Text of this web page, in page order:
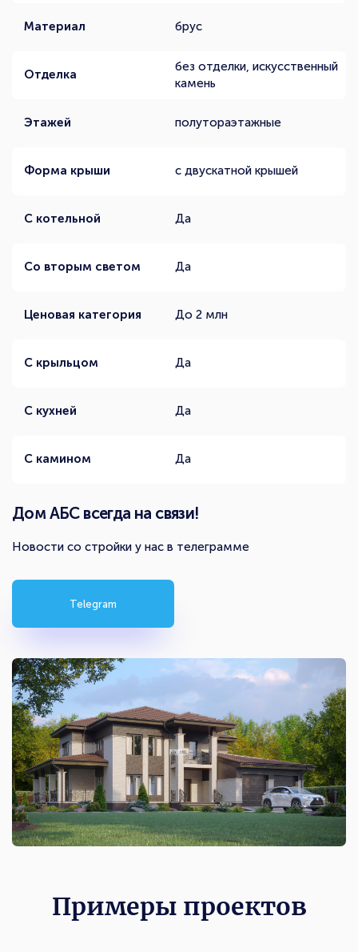
Материал брус
Отделка
без отделки, искусственный
камень
Этажей полутораэтажные
Форма крыши с двускатной крышей
С котельной Да
Со вторым светом Да
Ценовая категория До 2 млн
С крыльцом Да
С кухней Да
С камином Да
Дом АБС всегда на связи!
Новости со стройки у нас в телеграмме
Telegram
Примеры проектов